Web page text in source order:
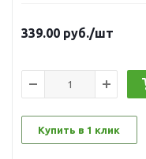
339.00 руб./шт
Купить в 1 клик